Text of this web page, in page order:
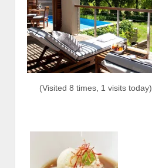
(Visited 8 times, 1 visits today)